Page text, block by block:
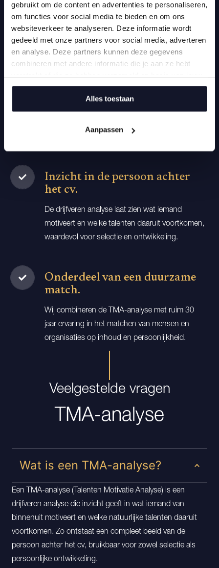
gebruikt om de content en advertenties te personaliseren,
om functies voor social media te bieden en om ons
websiteverkeer te analyseren. Deze informatie wordt
gedeeld met onze partners voor social media, adverteren
en analyse. Deze partners kunnen deze gegevens
combineren met andere informatie die je aan ze hebt
gebruik van hun services.
Alles toestaan
Aanpassen
Waarom Vaes & Linthorst voor
een TMA-analyse
verplichtingen.
uitvoeren, zonder dat je ergens aan vastzit.
Inzicht in de persoon achter
het cv.
De drijfveren analyse laat zien wat iemand
motiveert en welke talenten daaruit voortkomen,
waardevol voor selectie en ontwikkeling.
Onderdeel van een duurzame
match.
Wij combineren de TMA-analyse met ruim 30
jaar ervaring in het matchen van mensen en
organisaties op inhoud en persoonlijkheid.
Veelgestelde vragen
TMA-analyse
Wat is een TMA-analyse?
Een TMA-analyse (Talenten Motivatie Analyse) is een
drijfveren analyse die inzicht geeft in wat iemand van
binnenuit motiveert en welke natuurlijke talenten daaruit
voortkomen. Zo ontstaat een compleet beeld van de
persoon achter het cv, bruikbaar voor zowel selectie als
persoonlijke ontwikkeling.